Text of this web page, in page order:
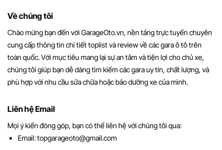
Về chúng tôi
Chào mừng bạn đến với GarageOto.vn, nền tảng trực tuyến chuyên
cung cấp thông tin chi tiết toplist và review về các gara ô tô trên
toàn quốc. Với mục tiêu mang lại sự an tâm và tiện lợi cho chủ xe,
chúng tôi giúp bạn dễ dàng tìm kiếm các gara uy tín, chất lượng, và
phù hợp với nhu cầu sửa chữa hoặc bảo dưỡng xe của mình.
Liên hệ Email
Mọi ý kiến đóng góp, bạn có thể liên hệ với chúng tôi qua:
Email:topgarageoto@gmail.com